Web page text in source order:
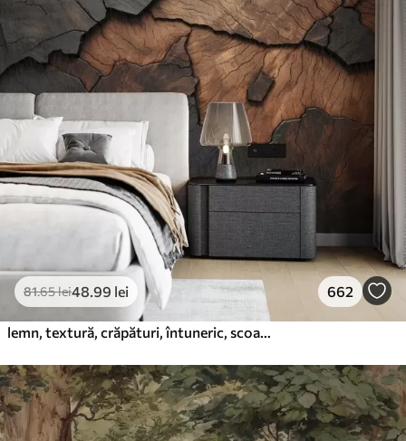
81.65lei48 .99 lei 662